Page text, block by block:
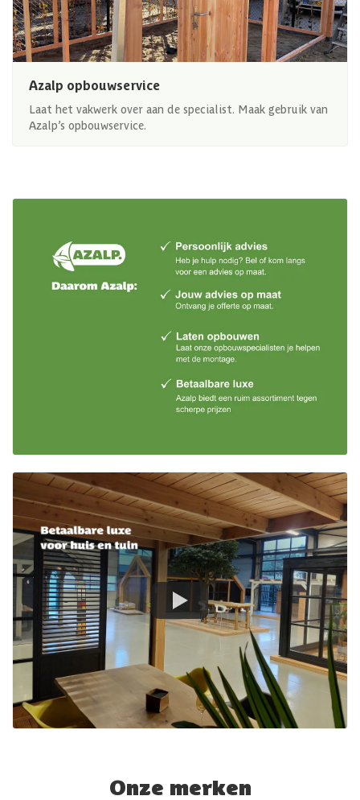
Azalp opbouwservice
Laat het vakwerk over aan de specialist. Maak gebruik van
Azalp’s opbouwservice.
Onze merken